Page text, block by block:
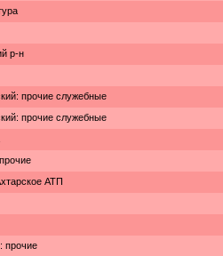
р-н
прочие служебные
прочие служебные
АТП
прочие